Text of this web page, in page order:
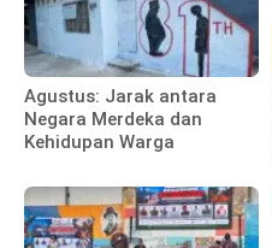
Agustus: Jarak antara
Negara Merdeka dan
Kehidupan Warga